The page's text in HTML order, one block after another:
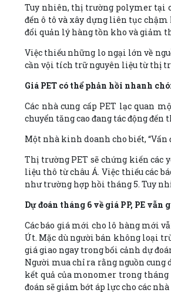
Tuy nhiên, thị trường polymer tại
đến ô tô và xây dựng liên tục
đổi quản lý hàng tồn kho và giảm
Việc thiếu những lo ngại lớn về
cần vội tích trữ nguyên liệu từ thị
Giá PET có thể phản hồi nhanh
Các nhà cung cấp PET lạc quan
chuyển tăng cao đang tác động
Một nhà kinh doanh cho biết, “Vấn
Thị trường PET sẽ chứng kiến các
liệu thô từ châu Á. Việc thiếu các
như trường hợp hồi tháng 5. Tuy
Dự đoán tháng 6 về giá PP, PE vẫn
Các báo giá mới cho lô hàng mới
Út. Mặc dù người bán không loại
giá giao ngay trong bối cảnh dự
Người mua chỉ ra rằng nguồn cung
kết quả của monomer trong tháng
đoán sẽ giảm bớt áp lực cho các